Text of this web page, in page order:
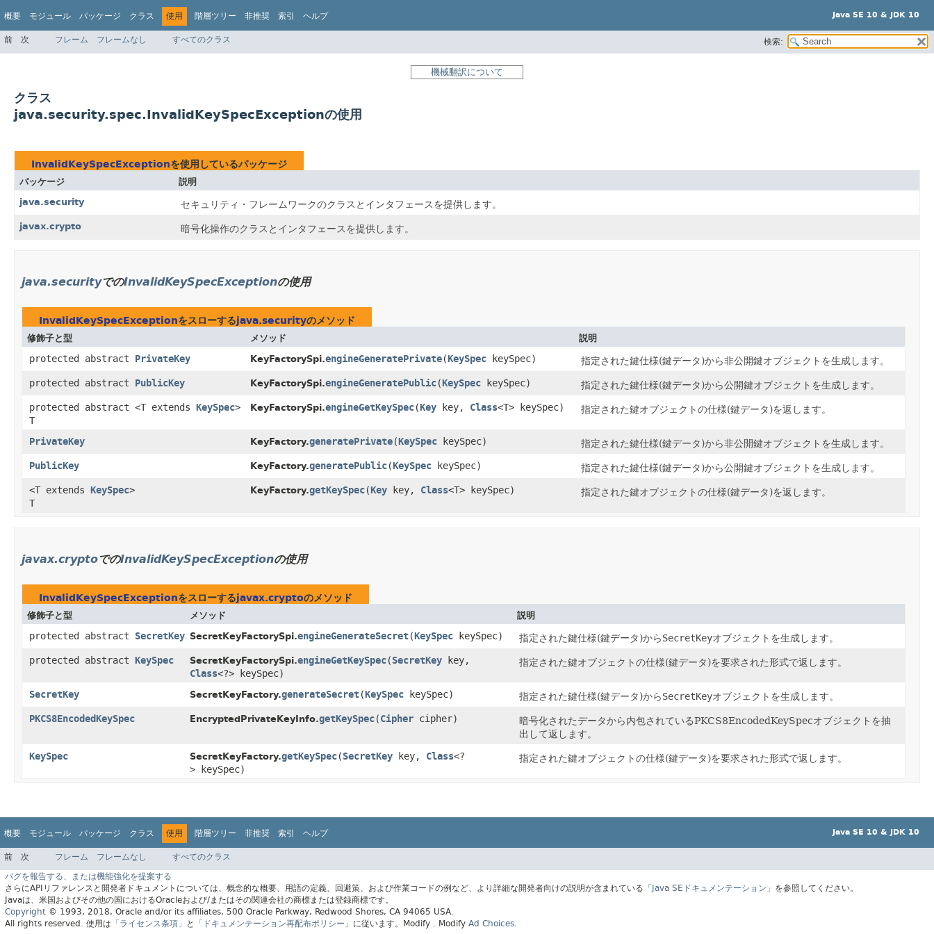
概要 モジュール パッケージ クラス 使用 階層ツリー 非推奨 索引 ヘルプ Java SE 10 & JDK 10
前 次 フレーム フレームなし すべてのクラス 検索:
機械翻訳について
クラス
java.security.spec.InvalidKeySpecExceptionの使用
InvalidKeySpecExceptionを使用しているパッケージ
パッケージ
説明
java.security
セキュリティ・フレームワークのクラスとインタフェースを提供します。
javax.crypto 暗号化操作のクラスとインタフェースを提供します。
java.securityでのInvalidKeySpecExceptionの使用
InvalidKeySpecExceptionをスローするjava.securityのメソッド
修飾子と型 メソッド 説明
protected abstract PrivateKey KeyFactorySpi.engineGeneratePrivate​(KeySpec keySpec) 指定された鍵仕様(鍵データ)から非公開鍵オブジェクトを生成します。
protected abstract PublicKey KeyFactorySpi.engineGeneratePublic​(KeySpec keySpec) 指定された鍵仕様(鍵データ)から公開鍵オブジェクトを生成します。
protected abstract <T extends KeySpec>
T
KeyFactorySpi.engineGetKeySpec​(Key key, Class<T> keySpec) 指定された鍵オブジェクトの仕様(鍵データ)を返します。
PrivateKey KeyFactory.generatePrivate​(KeySpec keySpec) 指定された鍵仕様(鍵データ)から非公開鍵オブジェクトを生成します。
PublicKey KeyFactory.generatePublic​(KeySpec keySpec) 指定された鍵仕様(鍵データ)から公開鍵オブジェクトを生成します。
<T extends KeySpec>
T
KeyFactory.getKeySpec​(Key key, Class<T> keySpec) 指定された鍵オブジェクトの仕様(鍵データ)を返します。
javax.cryptoでのInvalidKeySpecExceptionの使用
InvalidKeySpecExceptionをスローするjavax.cryptoのメソッド
修飾子と型 メソッド 説明
protected abstract SecretKey SecretKeyFactorySpi.engineGenerateSecret​(KeySpec keySpec) 指定された鍵仕様(鍵データ)からSecretKeyオブジェクトを生成します。
protected abstract KeySpec SecretKeyFactorySpi.engineGetKeySpec​(SecretKey key,
Class<?> keySpec)
指定された鍵オブジェクトの仕様(鍵データ)を要求された形式で返します。
SecretKey SecretKeyFactory.generateSecret​(KeySpec keySpec) 指定された鍵仕様(鍵データ)からSecretKeyオブジェクトを生成します。
PKCS8EncodedKeySpec EncryptedPrivateKeyInfo.getKeySpec​(Cipher cipher)
暗号化されたデータから内包されているPKCS8EncodedKeySpecオブジェクトを抽
出して返します。
KeySpec SecretKeyFactory.getKeySpec​(SecretKey key, Class<?
> keySpec)
指定された鍵オブジェクトの仕様(鍵データ)を要求された形式で返します。
概要 モジュール パッケージ クラス 使用 階層ツリー 非推奨 索引 ヘルプ Java SE 10 & JDK 10
前 次 フレーム フレームなし
すべてのクラス
バグを報告する、または機能強化を提案する
さらにAPIリファレンスと開発者ドキュメントについては、概念的な概要、用語の定義、回避策、および作業コードの例など、より詳細な開発者向けの説明が含まれている 「Java SEドキュメンテーション」 を参照してください。
Javaは、米国およびその他の国におけるOracleおよび/またはその関連会社の商標または登録商標です。
Copyright © 1993, 2018, Oracle and/or its affiliates, 500 Oracle Parkway, Redwood Shores, CA 94065 USA.
All rights reserved. 使用は 「ライセンス条項」 と 「ドキュメンテーション再配布ポリシー」 に従います。 Modify . Modify Ad Choices